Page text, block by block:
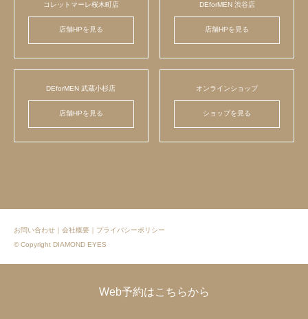
コレットマーレ桜木町店
店舗HPを見る
DEforMEN 渋谷店
店舗HPを見る
DEforMEN 武蔵小杉店
店舗HPを見る
オンラインショップ
ショップを見る
お問い合わせ 会社概要
プライバシーポリシー
© Copyright DIAMOND EYES
Web予約はこちらから